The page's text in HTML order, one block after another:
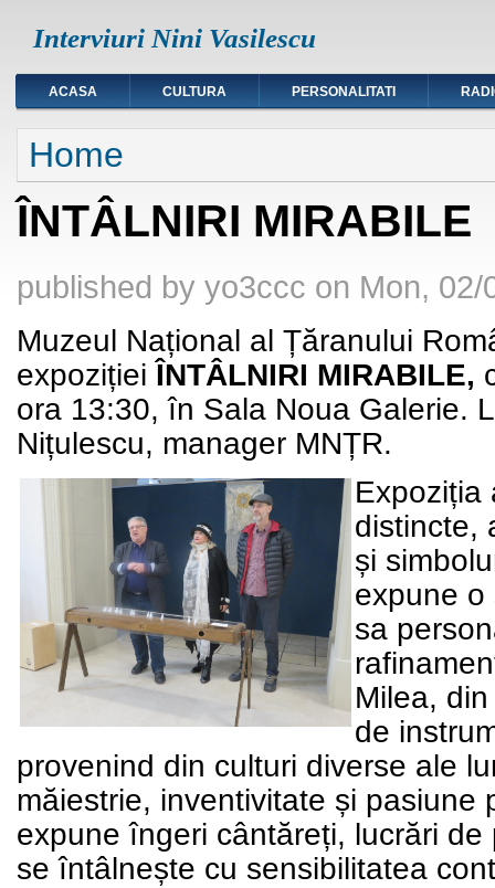
Interviuri Nini Vasilescu
ACASA CULTURA PERSONALITATI
You are here
Home
ÎNTÂLNIRI MIRABILE
published by yo3ccc on Mon, 02/
Muzeul Național al Țăranului
expozițieiÎNTÂLNIRI MIRABILE,
ora 13:30, în Sala Noua Galerie.
Nițulescu, manager MNȚR.
Expoziția
distincte,
și
expune o
sa
Milea,
de
provenind din culturi diverse ale
măiestrie, inventivitate și pasiune
expune îngeri cântăreți, lucrări
se întâlnește cu sensibilitatea